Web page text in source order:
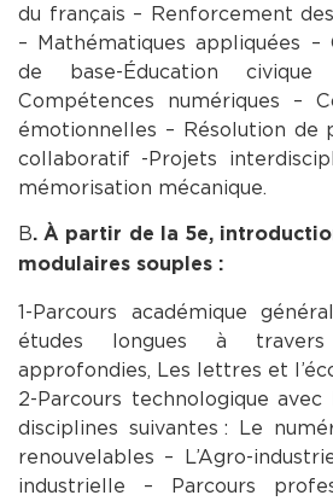
du français – Renforcement
– Mathématiques appliquées –
de base-Éducation
Compétences numériques –
émotionnelles – Résolution de
collaboratif -Projets
mémorisation mécanique.
B. À partir de la 5e,
modulaires souples :
1-Parcours académique
études longues à
approfondies, Les lettres et
2-Parcours technologique avec
disciplines suivantes : Le
renouvelables – L’Agro-
industrielle – Parcours